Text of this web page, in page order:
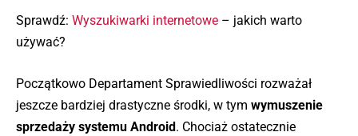
Sprawdź: Wyszukiwarki internetowe – jakich warto
używać?
Początkowo Departament Sprawiedliwości rozważał
jeszcze bardziej drastyczne środki, w tym wymuszenie
sprzedaży systemu Android . Chociaż ostatecznie